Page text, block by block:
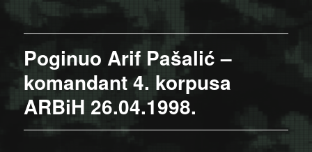
Poginuo Arif Pašalić –
komandant 4. korpusa
ARBiH 26.04.1998.